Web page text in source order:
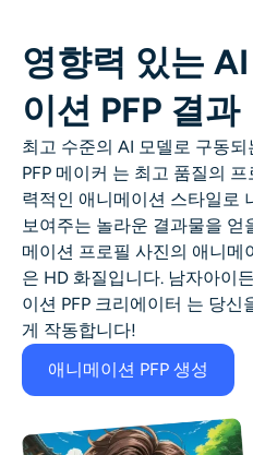
영향력 있는
이션 PFP 결과
최고 수준의 AI 모델로 구동되
PFP 메이커 는 최고 품질의
력적인 애니메이션 스타일로
보여주는 놀라운 결과물을 얻
메이션 프로필 사진의 애니메
은 HD 화질입니다. 남자아이
이션 PFP 크리에이터 는 당신
게 작동합니다!
애니메이션 PFP 생성